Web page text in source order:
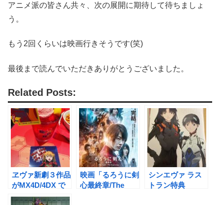
アニメ派の皆さん共々、次の展開に期待して待ちましょ
う。
もう2回くらいは映画行きそうです(笑)
最後まで読んでいただきありがとうございました。
Related Posts:
ヱヴァ新劇３作品
がMX4D/4DX で
公開
映画「るろうに剣
心最終章/The
シンエヴァ ラス
トラン特典